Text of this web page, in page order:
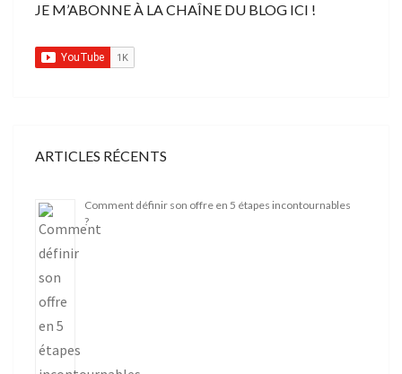
JE M’ABONNE À LA CHAÎNE DU BLOG ICI !
ARTICLES RÉCENTS
Comment définir son offre en 5 étapes incontournables
?